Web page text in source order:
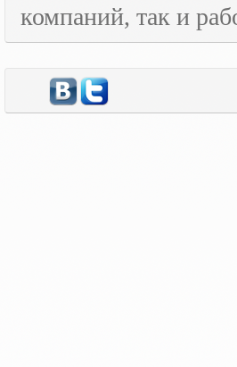
компаний, так и